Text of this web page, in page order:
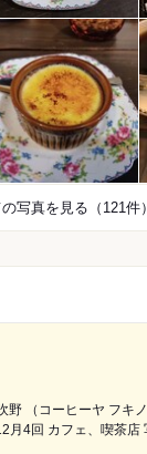
写真を見る（121件）